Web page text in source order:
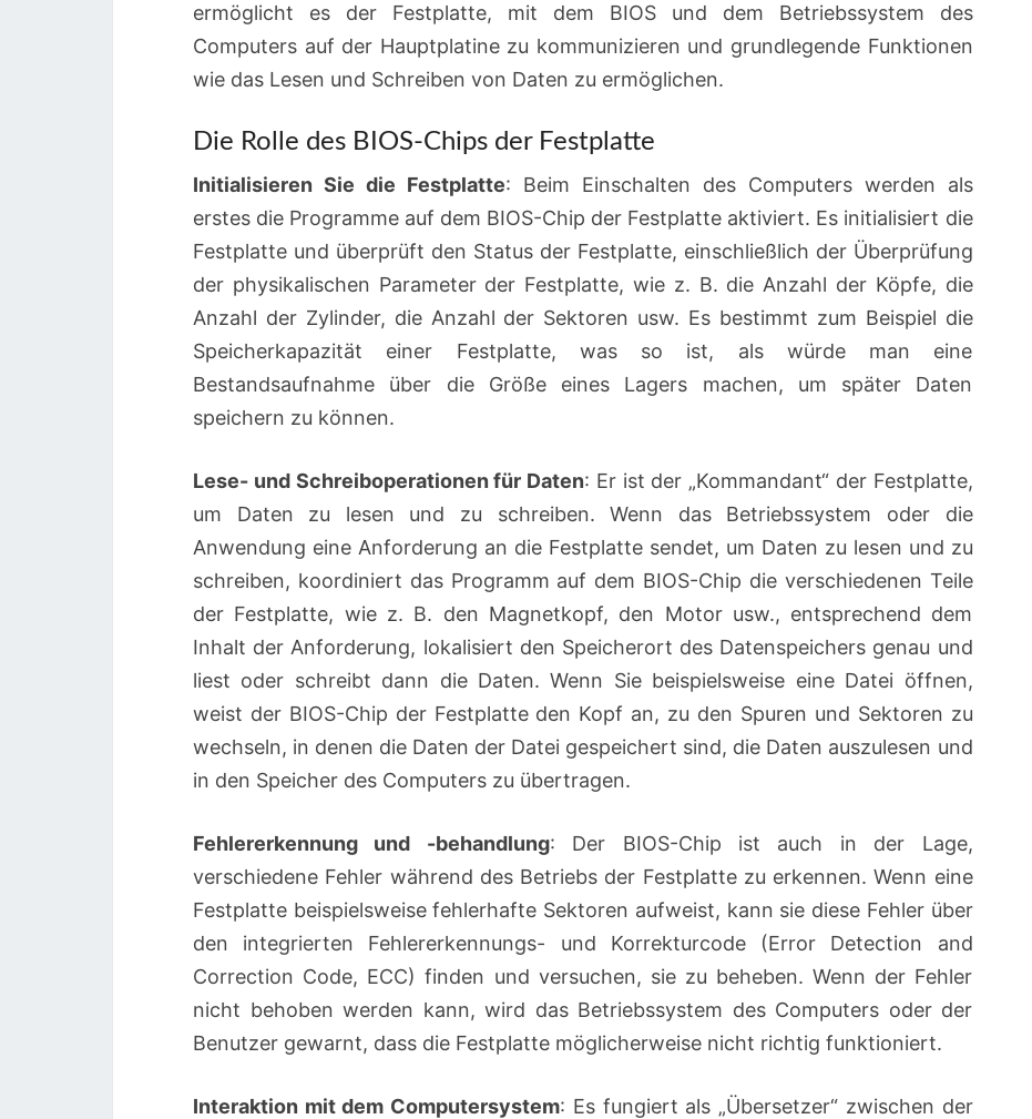
ermöglicht es der Festplatte, mit dem BIOS und dem Betriebssystem des
Computers auf der Hauptplatine zu kommunizieren und grundlegende Funktionen
wie das Lesen und Schreiben von Daten zu ermöglichen.
Die Rolle des BIOS-Chips der Festplatte
Initialisieren Sie die Festplatte: Beim Einschalten des Computers werden als
erstes die Programme auf dem BIOS-Chip der Festplatte aktiviert. Es initialisiert die
Festplatte und überprüft den Status der Festplatte, einschließlich der Überprüfung
der physikalischen Parameter der Festplatte, wie z. B. die Anzahl der Köpfe, die
Anzahl der Zylinder, die Anzahl der Sektoren usw. Es bestimmt zum Beispiel die
Speicherkapazität einer Festplatte, was so ist, als würde man eine
Bestandsaufnahme über die Größe eines Lagers machen, um später Daten
speichern zu können.
Lese- und Schreiboperationen für Daten: Er ist der „Kommandant“ der Festplatte,
um Daten zu lesen und zu schreiben. Wenn das Betriebssystem oder die
Anwendung eine Anforderung an die Festplatte sendet, um Daten zu lesen und zu
schreiben, koordiniert das Programm auf dem BIOS-Chip die verschiedenen Teile
der Festplatte, wie z. B. den Magnetkopf, den Motor usw., entsprechend dem
Inhalt der Anforderung, lokalisiert den Speicherort des Datenspeichers genau und
liest oder schreibt dann die Daten. Wenn Sie beispielsweise eine Datei öffnen,
weist der BIOS-Chip der Festplatte den Kopf an, zu den Spuren und Sektoren zu
wechseln, in denen die Daten der Datei gespeichert sind, die Daten auszulesen und
in den Speicher des Computers zu übertragen.
Fehlererkennung und -behandlung: Der BIOS-Chip ist auch in der Lage,
verschiedene Fehler während des Betriebs der Festplatte zu erkennen. Wenn eine
Festplatte beispielsweise fehlerhafte Sektoren aufweist, kann sie diese Fehler über
den integrierten Fehlererkennungs- und Korrekturcode (Error Detection and
Correction Code, ECC) finden und versuchen, sie zu beheben. Wenn der Fehler
nicht behoben werden kann, wird das Betriebssystem des Computers oder der
Benutzer gewarnt, dass die Festplatte möglicherweise nicht richtig funktioniert.
Interaktion mit dem Computersystem: Es fungiert als „Übersetzer“ zwischen der